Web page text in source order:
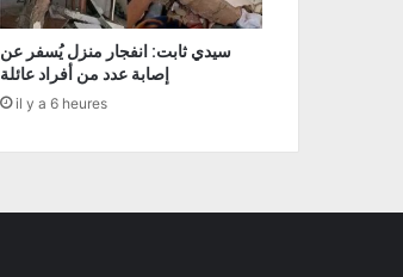
سيدي ثابت: انفجار منزل يُسفر عن
إصابة عدد من أفراد عائلة
il y a 6 heures